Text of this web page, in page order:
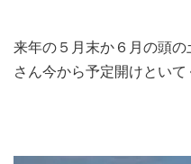
来年の５月末か６月の頭
さん今から予定開けとい